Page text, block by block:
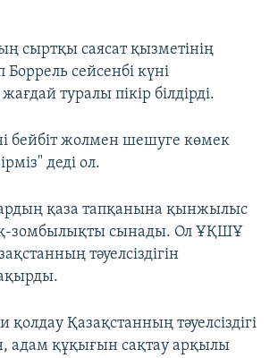
сыртқы саясат қызметінің
сейсенбі күні
туралы пікір білдірді.
бейбіт жолмен шешуге көмек
деді ол.
қаза тапқанына қынжылыс
зомбылықты сынады. Ол ҰҚШҰ
тәуелсіздігін
қолдау Қазақстанның тәуелсіздігі
адам құқығын сақтау арқылы